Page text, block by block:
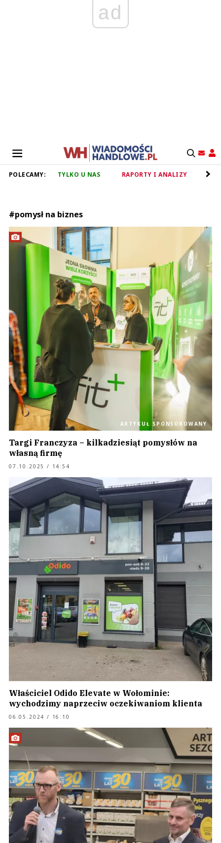
ad
POLECAMY: TYLKO U NAS RAPORTY I ANALIZY
#pomysł na biznes
ARTYKUŁ SPONSOROWANY
Targi Franczyza – kilkadziesiąt pomysłów na
własną firmę
07.10.2025 / 14:54
Właściciel Odido Elevate w Wołominie:
wychodzimy naprzeciw oczekiwaniom klienta
06.05.2024 / 16:10